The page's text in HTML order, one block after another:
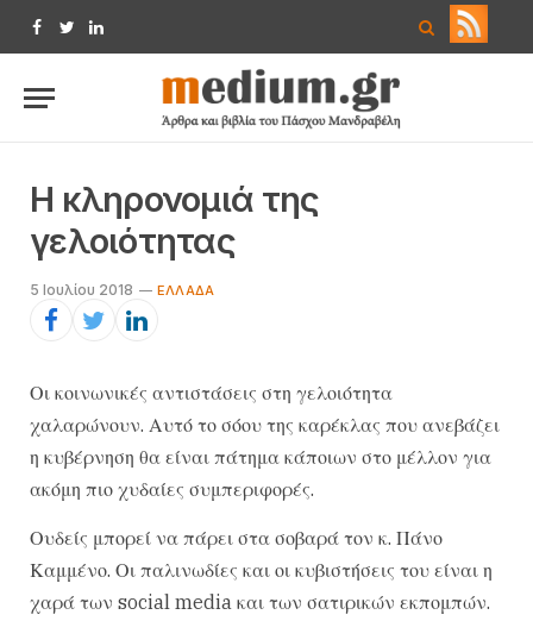
Facebook
TwitterLinkedIn
Η κληρονομιά της
γελοιότητας
5 Ιουλίου 2018 ΕΛΛΆΔΑ
Οι κοινωνικές αντιστάσεις στη γελοιότητα
χαλαρώνουν. Αυτό το σόου της καρέκλας που ανεβάζει
η κυβέρνηση θα είναι πάτημα κάποιων στο μέλλον για
ακόμη πιο χυδαίες συμπεριφορές.
Ουδείς μπορεί να πάρει στα σοβαρά τον κ. Πάνο
Καμμένο. Οι παλινωδίες και οι κυβιστήσεις του είναι η
χαρά των social media και των σατιρικών εκπομπών.